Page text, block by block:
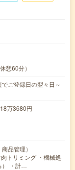
憩60分）
ご登録日の翌々日～
万3680円
品管理）
トリミング ・機械処
） ・計…